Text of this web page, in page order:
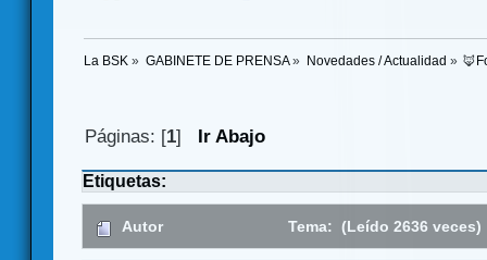
La BSK » GABINETE DE PRENSA» Novedades / Actualidad »
Páginas: [1] Ir Abajo
Etiquetas:
Autor Tema: (Leído 2636 veces)